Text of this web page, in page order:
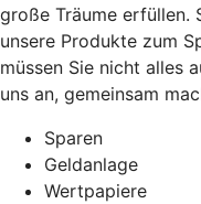
große Träume erfüllen.
unsere Produkte zum
müssen Sie nicht alles
uns an, gemeinsam
Sparen
Geldanlage
Wertpapiere